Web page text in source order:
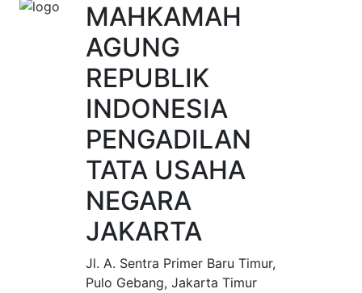
MAHKAMAH
AGUNG
REPUBLIK
INDONESIA
PENGADILAN
TATA USAHA
NEGARA
JAKARTA
Jl. A. Sentra Primer Baru Timur,
Pulo Gebang, Jakarta Timur